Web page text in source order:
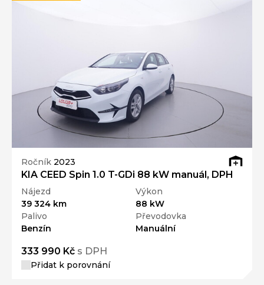
Ročník 2023
KIA CEED Spin 1.0 T-GDi 88 kW manuál, DPH
Nájezd
39 324 km
Výkon
88 kW
Palivo
Benzín
Převodovka
Manuální
333 990 Kč s DPH
Přidat k porovnání